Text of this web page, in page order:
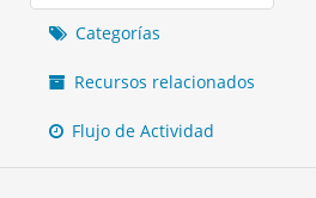
Categorías
Recursos relacionados
Flujo de Actividad